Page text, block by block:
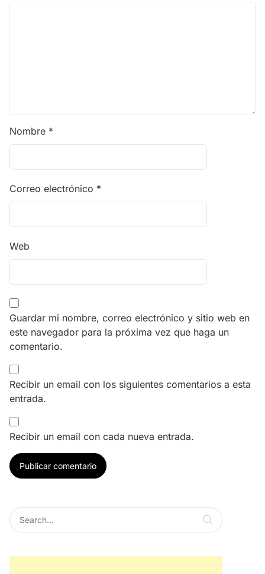
Nombre *
Correo electrónico *
Web
Guardar mi nombre, correo electrónico y sitio web en
este navegador para la próxima vez que haga un
comentario.
Recibir un email con los siguientes comentarios a esta
entrada.
Recibir un email con cada nueva entrada.